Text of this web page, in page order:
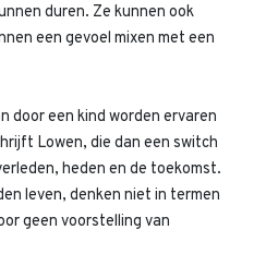
duren. Ze kunnen ook
een gevoel mixen met een
door een kind worden ervaren
Lowen, die dan een switch
heden en de toekomst.
leven, denken niet in termen
geen voorstelling van